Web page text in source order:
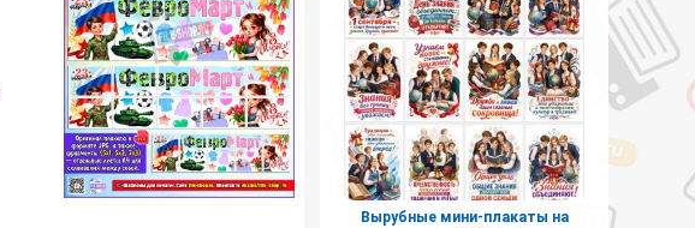
Вырубные мини-плакаты на